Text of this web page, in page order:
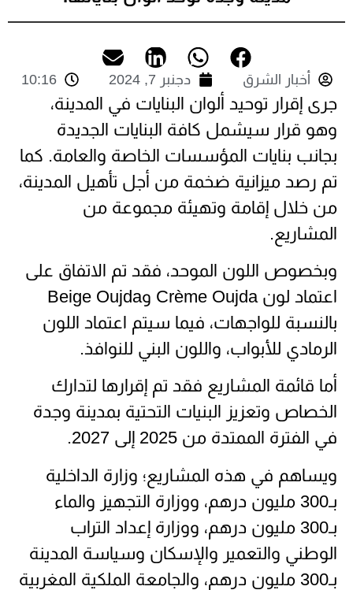
أخبار الشرق دجنبر 7, 2024 10:16
جرى إقرار توحيد ألوان البنايات في المدينة،
وهو قرار سيشمل كافة البنايات الجديدة
بجانب بنايات المؤسسات الخاصة والعامة. كما
تم رصد ميزانية ضخمة من أجل تأهيل المدينة،
من خلال إقامة وتهيئة مجموعة من
المشاريع.
وبخصوص اللون الموحد، فقد تم الاتفاق على
اعتماد لون Crème Oujda وBeige Oujda
بالنسبة للواجهات، فيما سيتم اعتماد اللون
الرمادي للأبواب، واللون البني للنوافذ.
أما قائمة المشاريع فقد تم إقرارها لتدارك
الخصاص وتعزيز البنيات التحتية بمدينة وجدة
في الفترة الممتدة من 2025 إلى 2027.
ويساهم في هذه المشاريع؛ وزارة الداخلية
بـ300 مليون درهم، ووزارة التجهيز والماء
بـ300 مليون درهم، ووزارة إعداد التراب
الوطني والتعمير والإسكان وسياسة المدينة
بـ300 مليون درهم، والجامعة الملكية المغربية